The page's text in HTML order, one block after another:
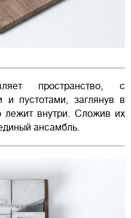
пространство, с
и пустотами, заглянув в
лежит внутри. Сложив их
ансамбль.